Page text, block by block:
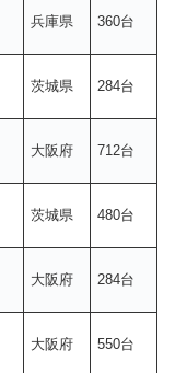
兵庫県 360台
茨城県 284台
大阪府 712台
茨城県 480台
大阪府 284台
大阪府 550台